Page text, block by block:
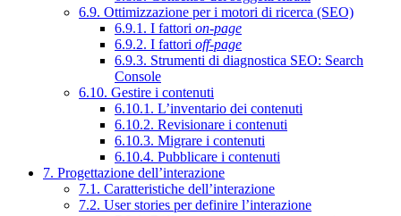
6.9. Ottimizzazione per i motori di ricerca (SEO)
6.9.1. I fattori on-page
6.9.2. I fattori off-page
6.9.3. Strumenti di diagnostica SEO: Search
Console
6.10. Gestire i contenuti
6.10.1. L’inventario dei contenuti
6.10.2. Revisionare i contenuti
6.10.3. Migrare i contenuti
6.10.4. Pubblicare i contenuti
7. Progettazione dell’interazione
7.1. Caratteristiche dell’interazione
7.2. User stories per definire l’interazione